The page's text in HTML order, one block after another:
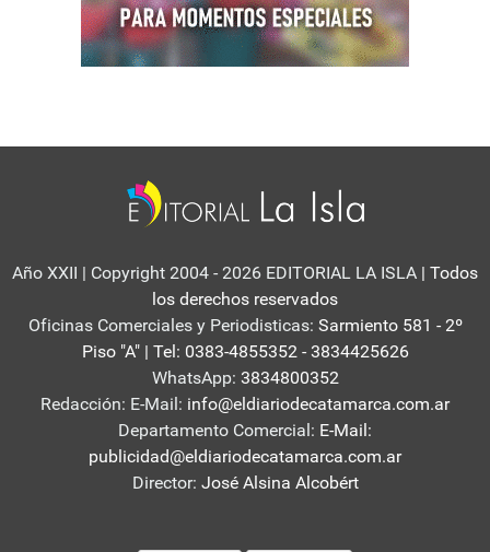
Año XXII | Copyright 2004 - 2026 EDITORIAL LA ISLA | Todos
los derechos reservados
Oficinas Comerciales y Periodisticas: Sarmiento 581 - 2º
Piso "A" | Tel: 0383-4855352 - 3834425626
WhatsApp: 3834800352
Redacción: E-Mail: info@eldiariodecatamarca.com.ar
Departamento Comercial: E-Mail:
publicidad@eldiariodecatamarca.com.ar
Director: José Alsina Alcobért